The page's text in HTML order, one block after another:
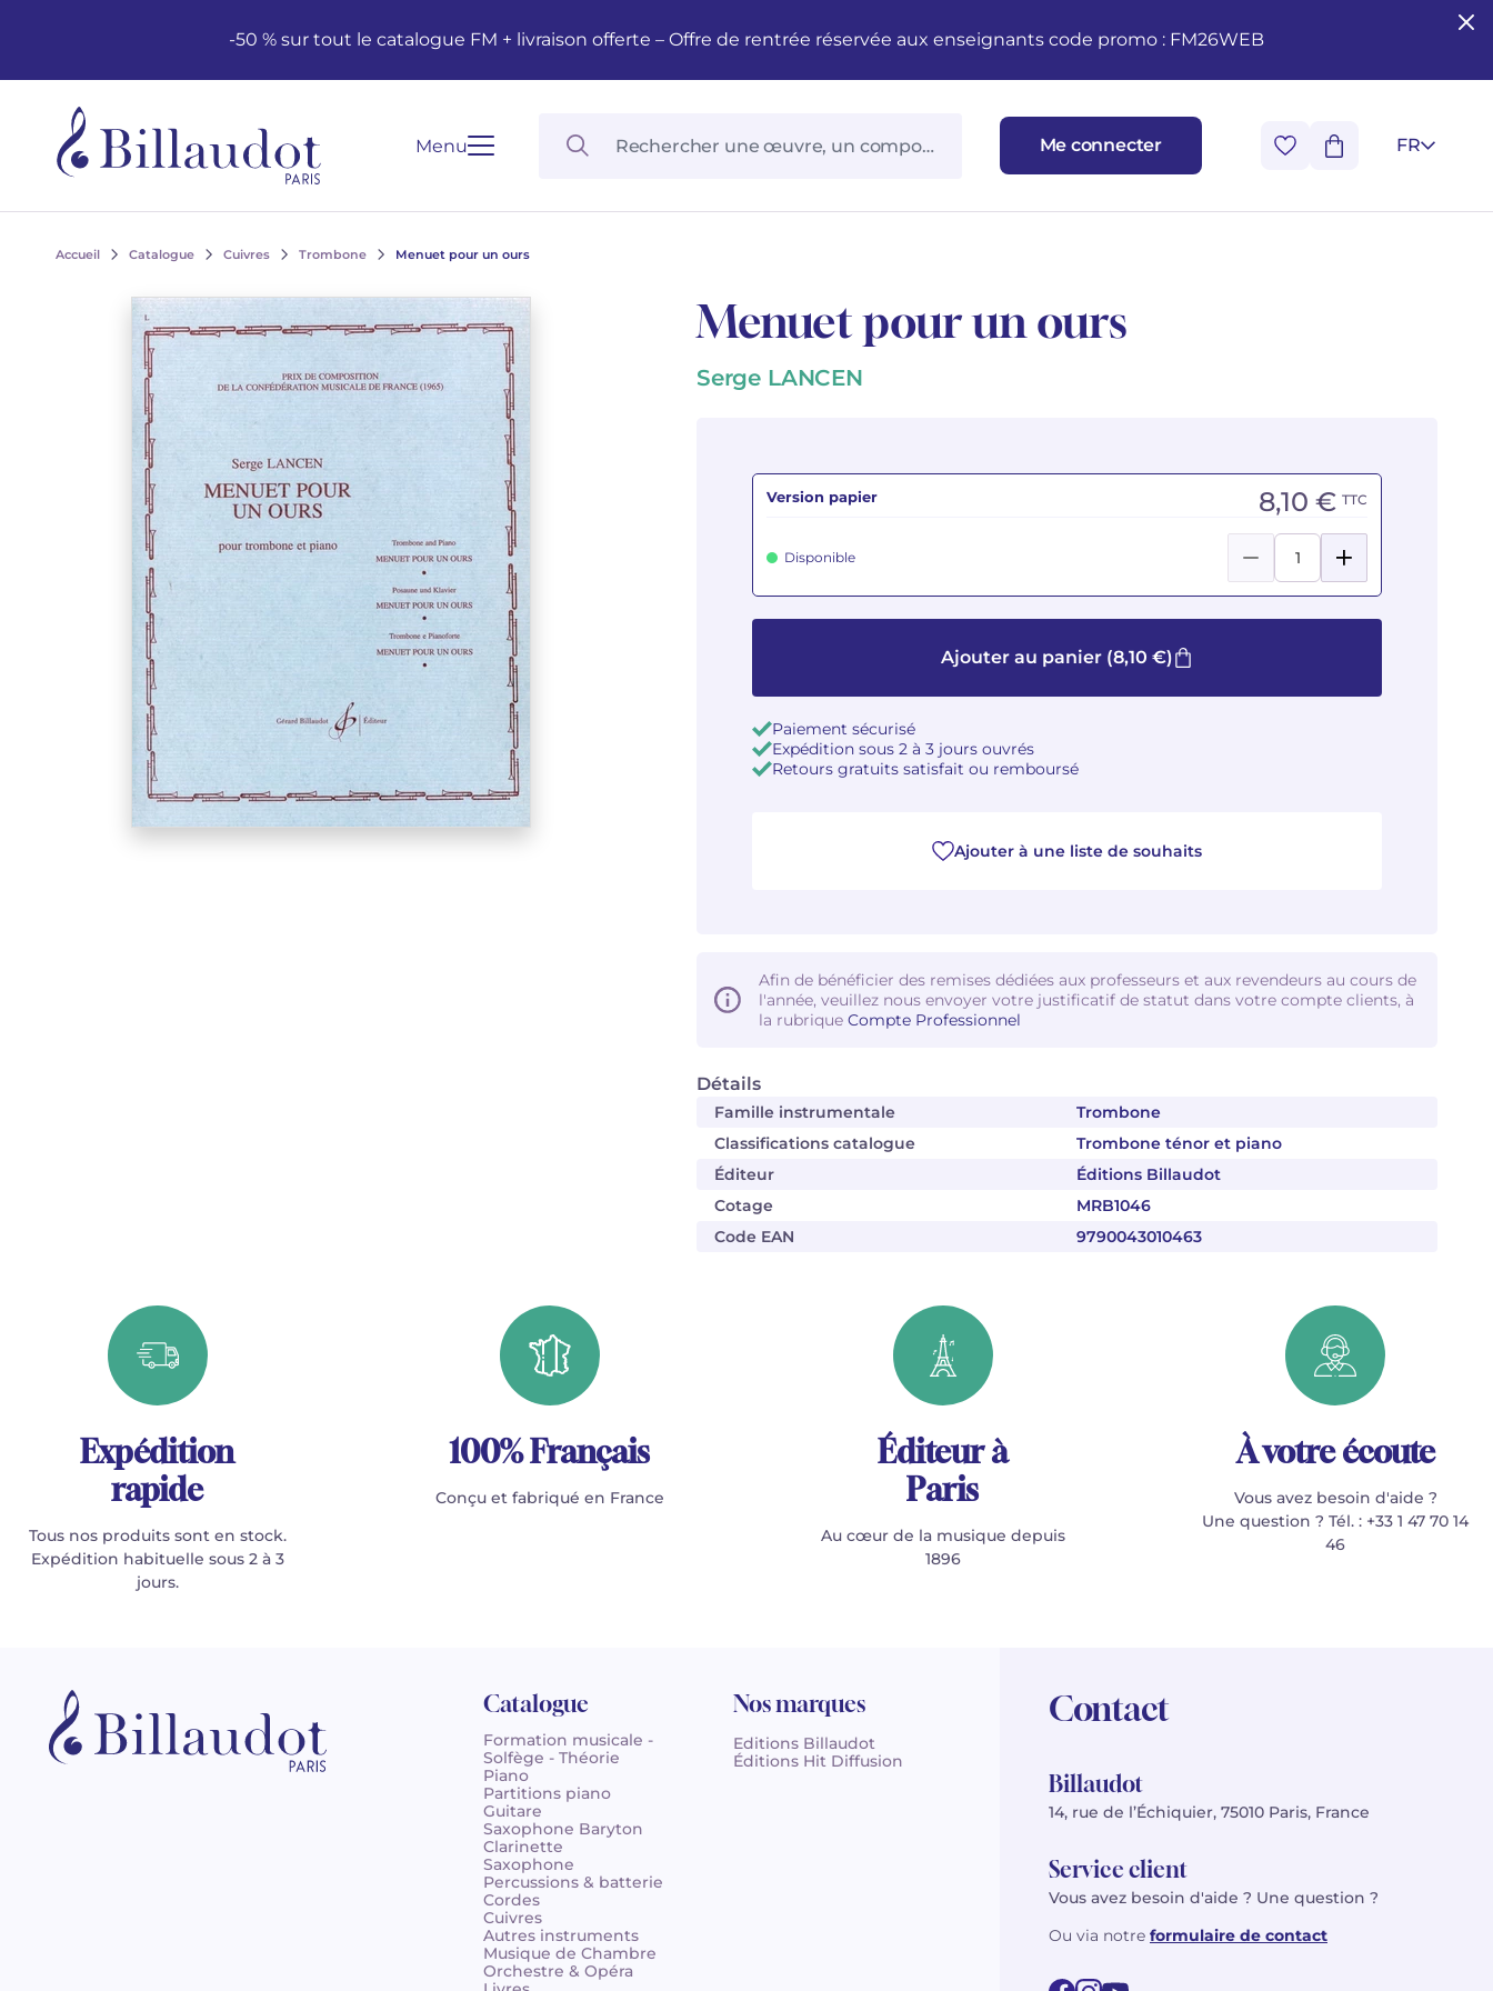
-50 % sur tout le catalogue FM + livraison offerte – Offre de rentrée réservée aux enseignants code promo : FM26WEB
Menu Me connecter FR
Accueil Catalogue Cuivres Trombone Menuet pour un ours
Menuet pour un ours
Serge LANCEN
Détails
Famille instrumentale
Trombone
Classifications catalogue
Trombone ténor et piano
Éditeur
Éditions Billaudot
Cotage
MRB1046
Code EAN
9790043010463
Version papier 8,10 € TTC
Disponible
Ajouter au panier (8,10 €)
Paiement sécurisé
Expédition sous 2 à 3 jours ouvrés
Retours gratuits satisfait ou remboursé
Ajouter à une liste de souhaits
Afin de bénéficier des remises dédiées aux professeurs et aux revendeurs au cours de
l'année, veuillez nous envoyer votre justificatif de statut dans votre compte clients, à
la rubrique Compte Professionnel
Expédition
rapide
Tous nos produits sont en stock.
Expédition habituelle sous 2 à 3
jours.
100% Français
Conçu et fabriqué en France
Éditeur à
Paris
Au cœur de la musique depuis
1896
À votre écoute
Vous avez besoin d'aide ?
Une question ? Tél. : +33 1 47 70 14
46
Catalogue
Formation musicale -
Solfège - Théorie
Piano
Partitions piano
Guitare
Saxophone Baryton
Clarinette
Saxophone
Percussions & batterie
Cordes
Cuivres
Autres instruments
Musique de Chambre
Orchestre & Opéra
Nos marques
Editions Billaudot
Éditions Hit Diffusion
Contact
Billaudot
14, rue de l’Échiquier, 75010 Paris, France
Service client
Vous avez besoin d'aide ? Une question ?
Ou via notre formulaire de contact